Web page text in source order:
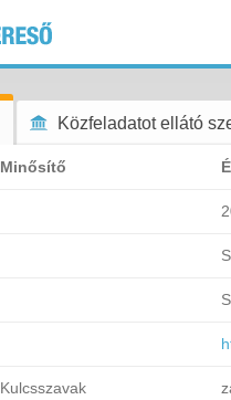
Közfeladatot ellátó
Minősítő
Kulcsszavak